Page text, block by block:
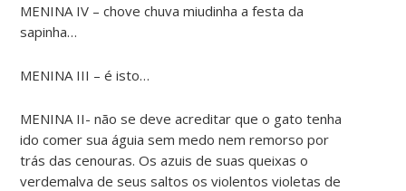
MENINA IV – chove chuva miudinha a festa da
sapinha…
MENINA III – é isto…
MENINA II- não se deve acreditar que o gato tenha
ido comer sua águia sem medo nem remorso por
trás das cenouras. Os azuis de suas queixas o
verde­malva de seus saltos os violentos violetas de